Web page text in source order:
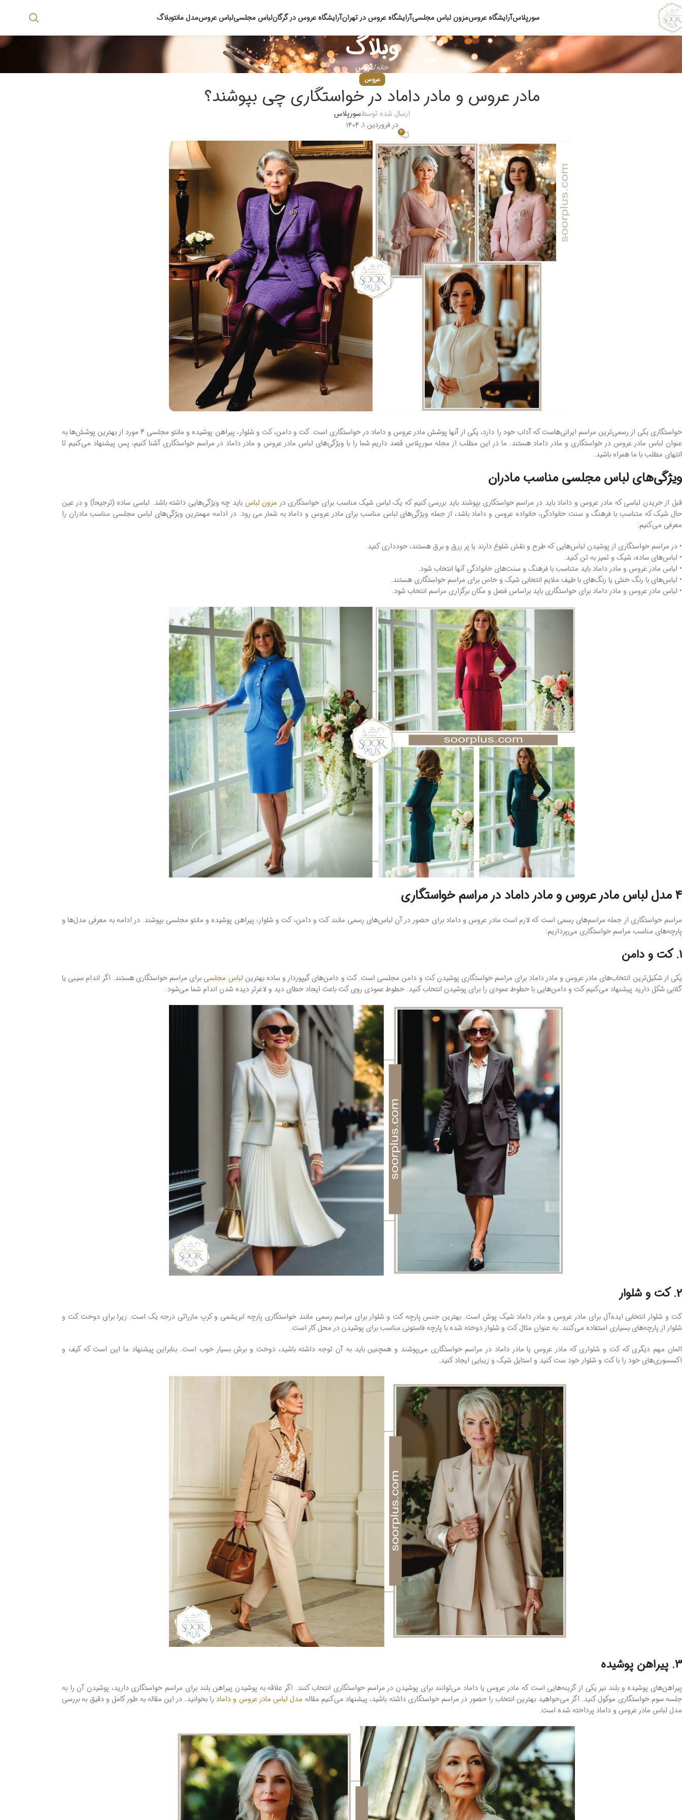
سورپلاسآرایشگاه عروسمزون لباس مجلسیآرایشگاه عروس در تهرانآرایشگاه عروس در گرگانلباس مجلسیلباس عروسمدل مانتوبلاگ
وبلاگ
خانه عروس
عروس
مادر عروس و مادر داماد در خواستگاری چی بپوشند؟
ارسال شده توسطسورپلاس
در فروردین ۱, ۱۴۰۴
۳
خواستگاری یکی از رسمی‌ترین مراسم ایرانی‌هاست که آداب خود را دارد، یکی از آنها پوشش مادر عروس و داماد در خواستگاری است. کت ‌و دامن، کت‌ و شلوار، پیراهن‌ پوشیده و مانتو مجلسی 4 مورد از بهترین پوشش‌ها به
عنوان لباس مادر عروس در خواستگاری و مادر داماد هستند. ما در این مطلب از مجله سورپلاس قصد داریم شما را با ویژگی‌های لباس مادر عروس و مادر داماد در مراسم خواستگاری آشنا کنیم، پس پیشنهاد می‌کنیم تا
انتهای مطلب با ما همراه باشید.
ویژگی‌های لباس مجلسی مناسب مادران
قبل از خریدن لباسی که مادر عروس و داماد باید در مراسم خواستگاری بپوشند باید بررسی کنیم که یک لباس شیک مناسب برای خواستگاری در مزون لباس باید چه ویژگی‌هایی داشته باشد. لباسی ساده (ترجیحاً) و در عین
حال شیک که متناسب با فرهنگ و سنت خانوادگی، خانواده عروس و داماد باشد، از جمله ویژگی‌های لباس مناسب برای مادر عروس و داماد به شمار می رود. در ادامه مهمترین ویژگی‌های لباس مجلسی مناسب مادران را
معرفی می‌کنیم:
• در مراسم خواستگاری از پوشیدن لباس‌هایی که طرح ‌و نقش شلوغ دارند یا پر زرق ‌و برق هستند، خودداری کنید.
• لباس‌های ساده، شیک و تمیز به تن کنید.
• لباس مادر عروس و مادر داماد باید متناسب با فرهنگ و سنت‌های خانوادگی آنها انتخاب شود.
• لباس‌های با رنگ‌ خنثی یا رنگ‌های با طیف ملایم انتخابی شیک و خاص برای مراسم خواستگاری هستند.
• لباس مادر عروس و مادر داماد برای خواستگاری باید براساس فصل و مکان برگزاری مراسم انتخاب شود.
4 مدل لباس مادر عروس و مادر داماد در مراسم خواستگاری
مراسم خواستگاری از جمله مراسم‌های رسمی است که لازم است مادر عروس و داماد برای حضور در آن لباس‌های رسمی مانند کت‌ و دامن، کت ‌و شلوار، پیراهن پوشیده و مانتو مجلسی بپوشند. در ادامه به معرفی مدل‌ها و
پارچه‌های مناسب مراسم خواستگاری می‌پردازیم:
1. کت و دامن
یکی از شکیل‌ترین انتخاب‌های مادر عروس و مادر داماد برای مراسم خواستگاری پوشیدن کت و دامن مجلسی است. کت و دامن‌های گیپوردار و ساده بهترین لباس مجلسیبرای مراسم خواستگاری هستند. اگر اندام سیبی یا
گلابی ‌شکل دارید پیشنهاد می‌کنیم کت‌ و دامن‌هایی با خطوط عمودی را برای پوشیدن انتخاب کنید. خطوط عمودی روی کت باعث ایجاد خطای دید و لاغرتر دیده شدن اندام شما می‌شود.
2. کت و شلوار
کت و شلوار انتخابی ایده‌آل برای مادر عروس و مادر داماد شیک ‌پوش است. بهترین جنس پارچه کت و شلوار برای مراسم رسمی مانند خواستگاری پارچه ابریشمی و کرپ مازراتی درجه یک است. زیرا برای دوخت کت و
شلوار از پارچه‌های بسیاری استفاده می‌کنند. به‌ عنوان مثال کت و شلوار دوخته شده با پارچه فاستونی مناسب برای پوشیدن در محل کار است.
المان مهم دیگری که کت و شلواری که مادر عروس یا مادر داماد در مراسم خواستگاری می‌پوشند و همچنین باید به آن توجه داشته باشید، دوخت و برش بسیار خوب است. بنابراین پیشنهاد ما این است که کیف و
اکسسوری‌های خود را با کت و شلوار خود ست کنید و استایل شیک و زیبایی ایجاد کنید.
3. پیراهن پوشیده
پیراهن‌های پوشیده و بلند نیز یکی از گزینه‌هایی است که مادر عروس یا داماد می‌توانند برای پوشیدن در مراسم خواستگاری انتخاب کنند. اگر علاقه به پوشیدن پیراهن بلند برای مراسم خواستگاری دارید، پوشیدن آن را به
جلسه سوم خواستگاری موکول کنید. اگر می‌خواهید بهترین انتخاب را حضور در مراسم خواستگاری داشته باشید، پیشنهاد می‌کنیم مقاله مدل لباس مادر عروس و داماد را بخوانید. در این مقاله به طور کامل و دقیق به بررسی
مدل لباس مادر عروس و داماد پرداخته شده است.